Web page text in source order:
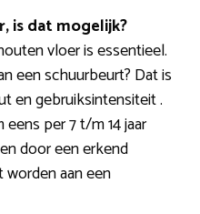
is dat mogelijk?
vloer is essentieel.
een schuurbeurt? Dat is
en gebruiksintensiteit .
per 7 t/m 14 jaar
door een erkend
worden aan een